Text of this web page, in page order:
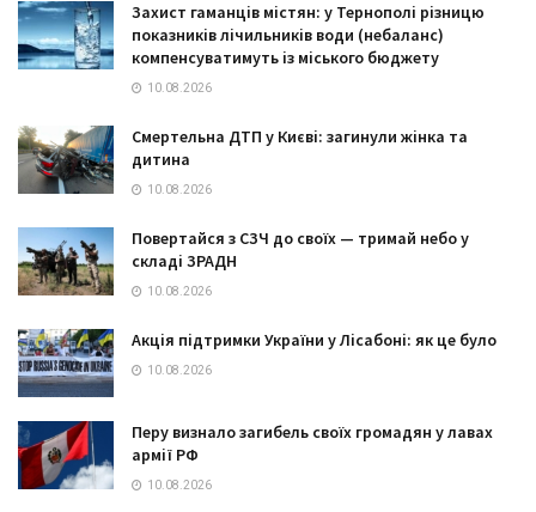
Захист гаманців містян: у Тернополі різницю
показників лічильників води (небаланс)
компенсуватимуть із міського бюджету
10.08.2026
Смертельна ДТП у Києві: загинули жінка та
дитина
10.08.2026
Повертайся з СЗЧ до своїх — тримай небо у
складі ЗРАДН
10.08.2026
Акція підтримки України у Лісабоні: як це було
10.08.2026
Перу визнало загибель своїх громадян у лавах
армії РФ
10.08.2026